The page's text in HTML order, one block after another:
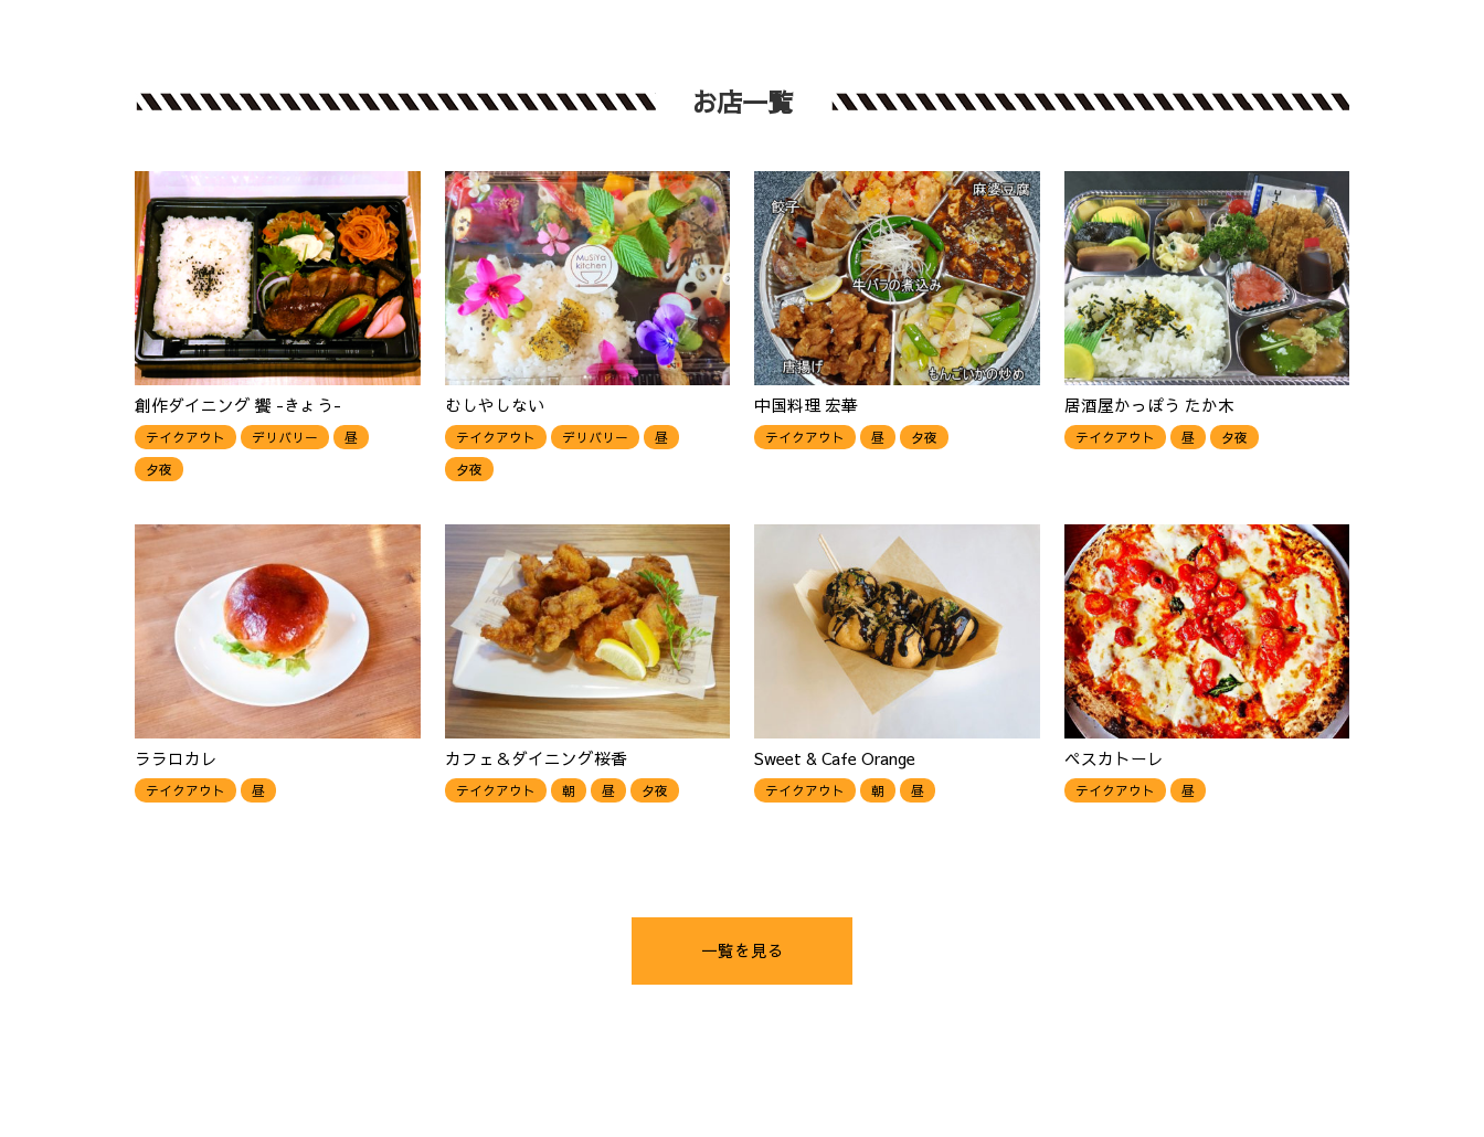
お店一覧
創作ダイニング 饗 -きょう-
テイクアウト デリバリー
昼
夕夜
むしやしない
テイクアウト デリバリー
昼
夕夜
中国料理 宏華
テイクアウト 昼 夕夜
居酒屋かっぽう たか木
テイクアウト 昼 夕夜
ララロカレ
テイクアウト 昼
カフェ＆ダイニング桜香
テイクアウト 朝 昼 夕夜
Sweet & Cafe Orange
テイクアウト 朝 昼
ペスカトーレ
テイクアウト 昼
一覧を見る